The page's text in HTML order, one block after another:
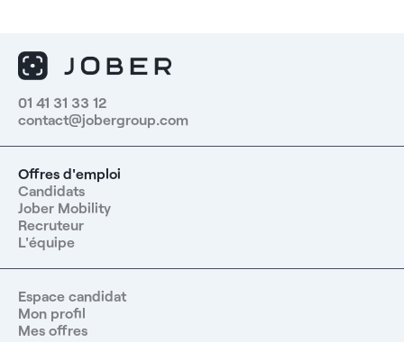
01 41 31 33 12
contact@jobergroup.com
Offres d'emploi
Candidats
Jober Mobility
Recruteur
L'équipe
Espace candidat
Mon profil
Mes offres